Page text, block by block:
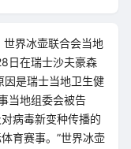
界冰壶联合会当地
日在瑞士沙夫豪森
因是瑞士当地卫生健
当地组委会被告
病毒新变种传播的
育赛事。”世界冰壶